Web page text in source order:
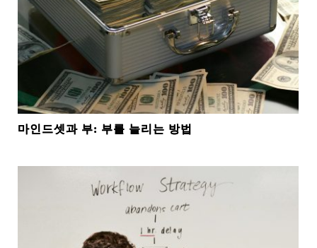
마인드셋과 부: 부를 늘리는 방법